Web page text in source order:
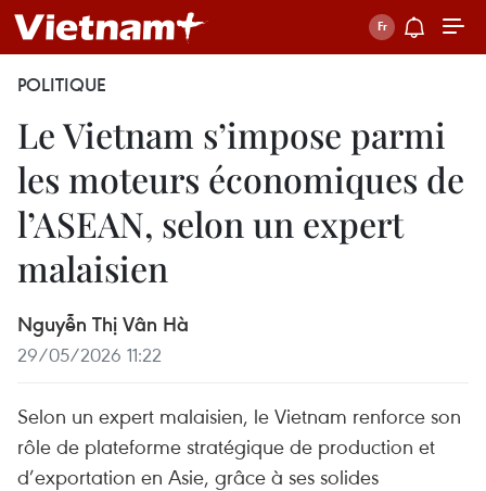
POLITIQUE
Le Vietnam s’impose parmi
les moteurs économiques de
l’ASEAN, selon un expert
malaisien
Nguyễn Thị Vân Hà
29/05/2026 11:22
Selon un expert malaisien, le Vietnam renforce son
rôle de plateforme stratégique de production et
d’exportation en Asie, grâce à ses solides